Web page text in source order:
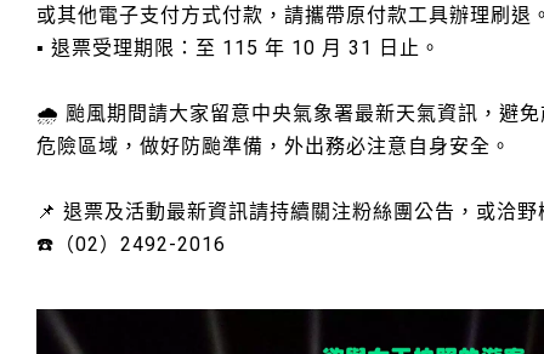
或其他電子支付方式付款，請攜帶原付款工具辦理刷退
▪️ 退票受理期限：至 115 年 10 月 31 日止。
🌧️ 颱風期間請大家留意中央氣象署最新天氣資訊，避
危險區域，做好防颱準備，外出務必注意自身安全。
📌 退票及活動最新資訊請持續關注粉絲團公告，或洽
☎️（02）2492-2016